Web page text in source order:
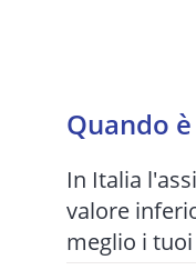
Quando
In Italia
valore
meglio i